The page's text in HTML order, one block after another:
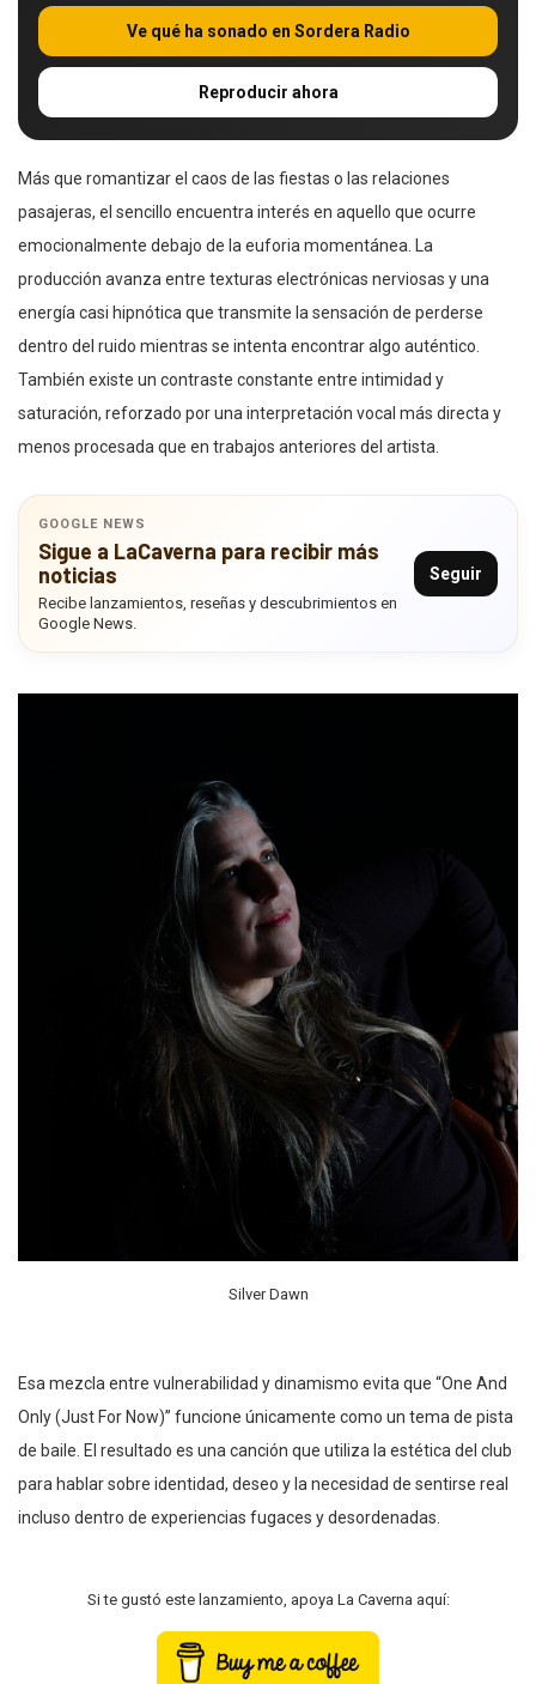
Ve qué ha sonado en Sordera Radio
Reproducir ahora
Más que romantizar el caos de las fiestas o las relaciones
pasajeras, el sencillo encuentra interés en aquello que ocurre
emocionalmente debajo de la euforia momentánea. La
producción avanza entre texturas electrónicas nerviosas y una
energía casi hipnótica que transmite la sensación de perderse
dentro del ruido mientras se intenta encontrar algo auténtico.
También existe un contraste constante entre intimidad y
saturación, reforzado por una interpretación vocal más directa y
menos procesada que en trabajos anteriores del artista.
GOOGLE NEWS
Sigue a LaCaverna para recibir más
noticias
Recibe lanzamientos, reseñas y descubrimientos en
Google News.
Seguir
Silver Dawn
Esa mezcla entre vulnerabilidad y dinamismo evita que “One And
Only (Just For Now)” funcione únicamente como un tema de pista
de baile. El resultado es una canción que utiliza la estética del club
para hablar sobre identidad, deseo y la necesidad de sentirse real
incluso dentro de experiencias fugaces y desordenadas.
Si te gustó este lanzamiento, apoya La Caverna aquí: